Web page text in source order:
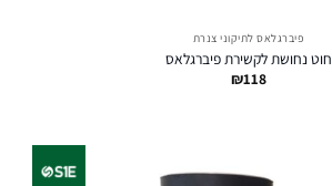
פיברגלאס לתיקוני צנרת
חוט נחושת לקשירת פיברגלאס
₪118